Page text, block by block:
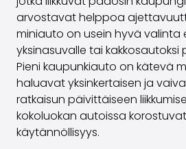
arvostavat helppoa
miniauto on usein hyvä valinta
yksinasuvalle tai kakkosautoksi
Pieni kaupunkiauto on kätevä
haluavat yksinkertaisen ja
ratkaisun päivittäiseen
kokoluokan autoissa
käytännöllisyys.